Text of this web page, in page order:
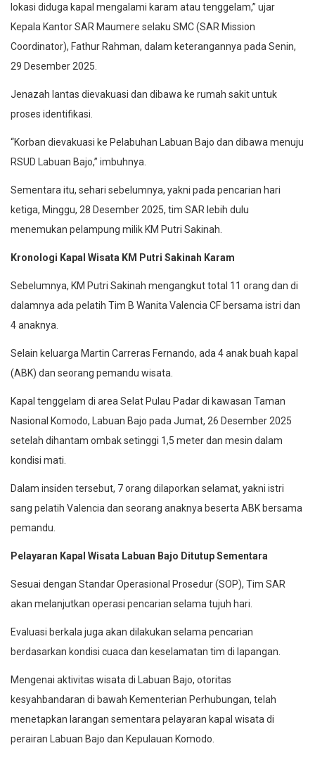
lokasi diduga kapal mengalami karam atau tenggelam,” ujar
Kepala Kantor SAR Maumere selaku SMC (SAR Mission
Coordinator), Fathur Rahman, dalam keterangannya pada Senin,
29 Desember 2025.
Jenazah lantas dievakuasi dan dibawa ke rumah sakit untuk
proses identifikasi.
“Korban dievakuasi ke Pelabuhan Labuan Bajo dan dibawa menuju
RSUD Labuan Bajo,” imbuhnya.
Sementara itu, sehari sebelumnya, yakni pada pencarian hari
ketiga, Minggu, 28 Desember 2025, tim SAR lebih dulu
menemukan pelampung milik KM Putri Sakinah.
Kronologi Kapal Wisata KM Putri Sakinah Karam
Sebelumnya, KM Putri Sakinah mengangkut total 11 orang dan di
dalamnya ada pelatih Tim B Wanita Valencia CF bersama istri dan
4 anaknya.
Selain keluarga Martin Carreras Fernando, ada 4 anak buah kapal
(ABK) dan seorang pemandu wisata.
Kapal tenggelam di area Selat Pulau Padar di kawasan Taman
Nasional Komodo, Labuan Bajo pada Jumat, 26 Desember 2025
setelah dihantam ombak setinggi 1,5 meter dan mesin dalam
kondisi mati.
Dalam insiden tersebut, 7 orang dilaporkan selamat, yakni istri
sang pelatih Valencia dan seorang anaknya beserta ABK bersama
pemandu.
Pelayaran Kapal Wisata Labuan Bajo Ditutup Sementara
Sesuai dengan Standar Operasional Prosedur (SOP), Tim SAR
akan melanjutkan operasi pencarian selama tujuh hari.
Evaluasi berkala juga akan dilakukan selama pencarian
berdasarkan kondisi cuaca dan keselamatan tim di lapangan.
Mengenai aktivitas wisata di Labuan Bajo, otoritas
kesyahbandaran di bawah Kementerian Perhubungan, telah
menetapkan larangan sementara pelayaran kapal wisata di
perairan Labuan Bajo dan Kepulauan Komodo.